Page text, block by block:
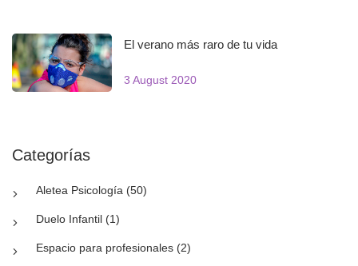
El verano más raro de tu vida
3 August 2020
Categorías
Aletea Psicología (50)
Duelo Infantil (1)
Espacio para profesionales (2)